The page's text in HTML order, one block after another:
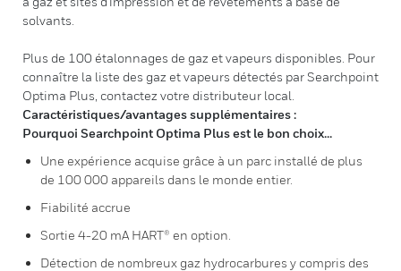
solvants.
Plus de 100 étalonnages de gaz et vapeurs disponibles. Pour
connaître la liste des gaz et vapeurs détectés par Searchpoint
Optima Plus, contactez votre distributeur local.
Caractéristiques/avantages supplémentaires :
Pourquoi Searchpoint Optima Plus est le bon choix...
Une expérience acquise grâce à un parc installé de plus
de 100 000 appareils dans le monde entier.
Fiabilité accrue
Sortie 4-20 mA HART® en option.
Détection de nombreux gaz hydrocarbures y compris des